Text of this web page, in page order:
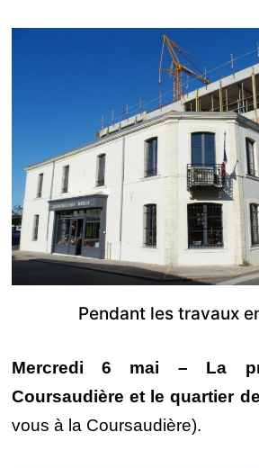
Pendant les travaux
Mercredi 6 mai – La
Coursaudière et le quartier
vous à la Coursaudière).